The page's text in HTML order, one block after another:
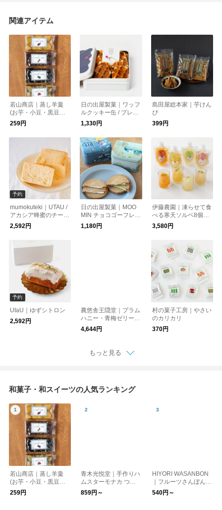
関連アイテム
若山商店｜蒸し羊羹
(お芋・小豆・黒豆・
栗)
259円
日の出屋製菓｜ワッフ
ルクッキー缶 / プレー
ン・チーズ
1,330円
島田屋総本家｜芋けん
ぴ
399円
予約
mumokuteki｜UTAU /
アカシア蜂蜜のチーズ
テリーヌ
2,592円
日の出屋製菓｜MOO
MIN チョコゴーフレッ
ト いちご・抹茶
1,180円
伊藤農園｜凍らせて食
べる寒天ソルベ8個セ
ット
3,580円
予約
UtaU｜ゆずシトロン
2,592円
農悠舎王隠堂｜プラム
ハニー・青梅ゼリーセ
ット
4,644円
村の菓子工房｜やさい
のカリカリ
370円
もっと見る
和菓子・和スイーツの人気ランキング
若山商店｜蒸し羊羹
(お芋・小豆・黒豆・
栗)
259円
青木光悦堂｜手作りハ
ムスターモナカ つぶ
餡 2個入り・6個入り
859円～
HIYORI WASANBON
｜フルーツさんぼん・
クラフトティー
540円～